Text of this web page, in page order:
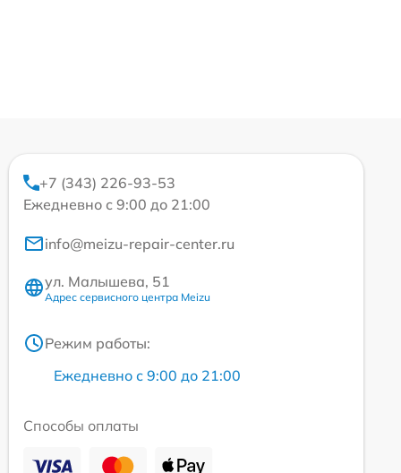
+7 (343) 226-93-53
Ежедневно с 9:00 до 21:00
info@meizu-repair-center.ru
ул. Малышева, 51
Адрес сервисного центра Meizu
Режим работы:
Ежедневно с 9:00 до 21:00
Способы оплаты